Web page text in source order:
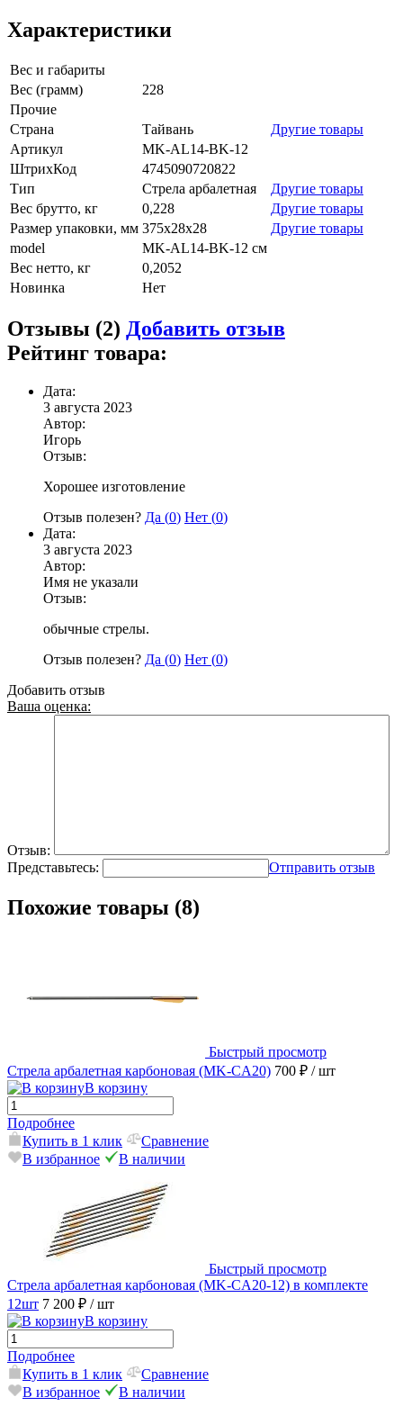
Характеристики
Вес и габариты
Вес (грамм)
228
Прочие
Страна
Тайвань
Другие товары
Артикул
MK-AL14-BK-12
ШтрихКод
4745090720822
Тип
Стрела арбалетная
Другие товары
Вес брутто, кг
0,228
Другие товары
Размер упаковки, мм 375х28х28
Другие товары
model
MK-AL14-BK-12 см
Вес нетто, кг
0,2052
Новинка
Нет
Отзывы (2) Добавить отзыв
Рейтинг товара:
Дата:
3 августа 2023
Автор:
Игорь
Отзыв:
Хорошее изготовление
Отзыв полезен? Да (0) Нет (0)
Дата:
3 августа 2023
Автор:
Имя не указали
Отзыв:
обычные стрелы.
Отзыв полезен? Да (0) Нет (0)
Добавить отзыв
Ваша оценка:
Отзыв:
Представьтесь:
Отправить отзыв
Похожие товары (8)
Быстрый просмотр
Стрела арбалетная карбоновая (MK-CA20) 700 ₽ / шт
В корзину
Подробнее
Купить в 1 клик
Сравнение
В избранное
В наличии
Быстрый просмотр
Стрела арбалетная карбоновая (MK-CA20-12) в комплекте
12шт 7 200 ₽ / шт
В корзину
Подробнее
Купить в 1 клик
Сравнение
В избранное
В наличии